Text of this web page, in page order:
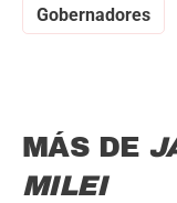
Gobernadores
MÁS DE
MILEI